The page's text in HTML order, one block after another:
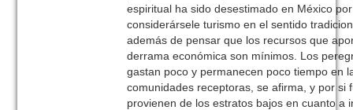
espiritual ha sido desestimado en México
considerársele turismo en el sentido
además de pensar que los recursos que
derrama económica son mínimos. Los
gastan poco y permanecen poco tiempo en
comunidades receptoras, se afirma, y por si
provienen de los estratos bajos en cuanto a